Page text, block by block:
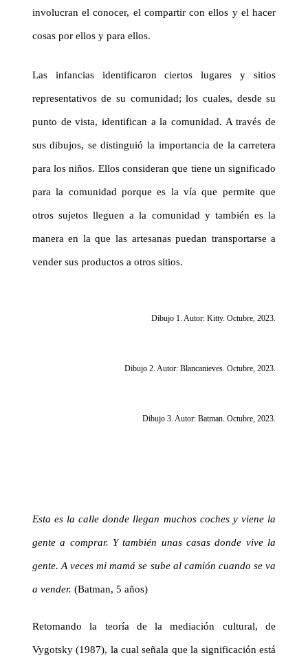
involucran el conocer, el compartir con ellos y el hacer
cosas por ellos y para ellos.
Las infancias identificaron ciertos lugares y sitios
representativos de su comunidad; los cuales, desde su
punto de vista, identifican a la comunidad. A través de
sus dibujos, se distinguió la importancia de la carretera
para los niños. Ellos consideran que tiene un significado
para la comunidad porque es la vía que permite que
otros sujetos lleguen a la comunidad y también es la
manera en la que las artesanas puedan transportarse a
vender sus productos a otros sitios.
Dibujo 1. Autor: Kitty. Octubre, 2023.
Dibujo 2. Autor: Blancanieves. Octubre, 2023.
Dibujo 3. Autor: Batman. Octubre, 2023.
Esta es la calle donde llegan muchos coches y viene la
gente a comprar. Y también unas casas donde vive la
gente. A veces mi mamá se sube al camión cuando se va
a vender. (Batman, 5 años)
Retomando la teoría de la mediación cultural, de
Vygotsky (1987), la cual señala que la significación está